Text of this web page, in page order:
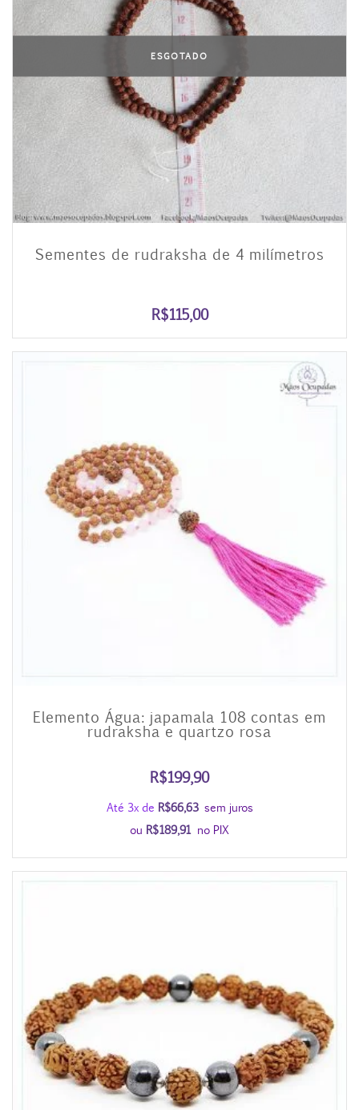
ESGOTADO
Sementes de rudraksha de 4 milímetros
R$115,00
Elemento Água: japamala 108 contas em
rudraksha e quartzo rosa
R$199,90
Até 3x de R$66,63 sem juros
ou R$189,91 no PIX